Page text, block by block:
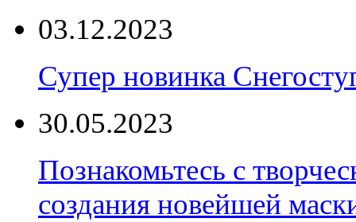
03.12.2023
Супер новинка
30.05.2023
Познакомьтесь с
создания новейшей